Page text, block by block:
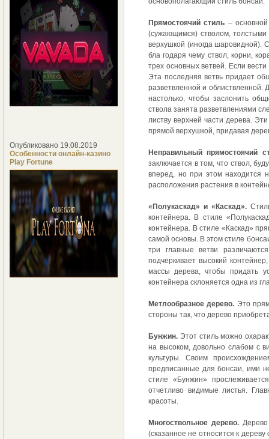
Опубликовано 19.08.2019
Особенности онлайн-казино
Play Fortune
Прямостоячий стиль –
(сужающимся) стволом, толстыми
верхушкой (иногда шаровидной).
бла годаря чему ствол, корни,
трех основных ветвей. Если
Эта последняя ветвь придает
разветвленной и облиствленной.
настолько, чтобы заслонить
ствола занята разветвлениями
листву верхней части дерева.
прямой верхушкой, придавая
Неправильный прямостоячий
заключается в том, что ствол,
вперед, но при этом находится
расположения растения в
«Полукаскад» и «Каскад».
контейнера. В стиле
контейнера. В стиле «Каскад»
самой основы. В этом стиле
три главные ветви
подчеркивает высокий
массы дерева, чтобы придать
контейнера склоняется одна из
Метлообразное дерево. Это
стороны так, что дерево
Бунжин. Этот стиль можно
на высоком, довольно слабом с
культуры. Своим
предписанные для бонсаи, ими
стиле «Бунжин»
отчетливо видимые листья.
красоты.
Многоствольное дерево.Дерево
(сказанное не относится к